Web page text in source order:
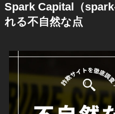
Spark Capital（
れる不自然な点